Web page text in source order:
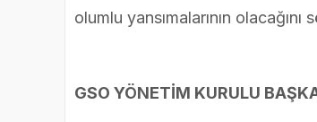
olumlu yansımalarının olacağını
GSO YÖNETİM KURULU